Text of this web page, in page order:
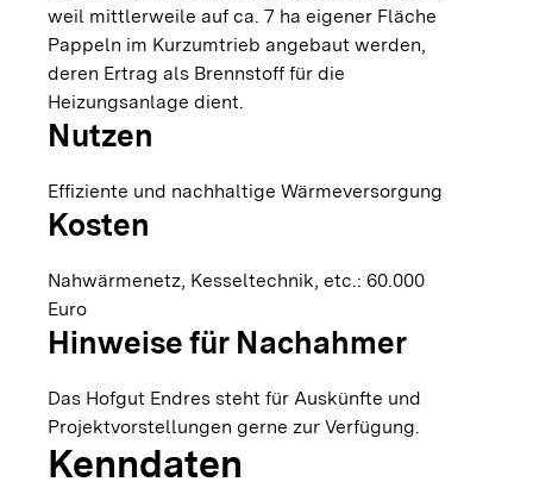
weil mittlerweile auf ca. 7 ha eigener Fläche
Pappeln im Kurzumtrieb angebaut werden,
deren Ertrag als Brennstoff für die
Heizungsanlage dient.
Nutzen
Effiziente und nachhaltige Wärmeversorgung
Kosten
Nahwärmenetz, Kesseltechnik, etc.: 60.000
Euro
Hinweise für Nachahmer
Das Hofgut Endres steht für Auskünfte und
Projektvorstellungen gerne zur Verfügung.
Kenndaten